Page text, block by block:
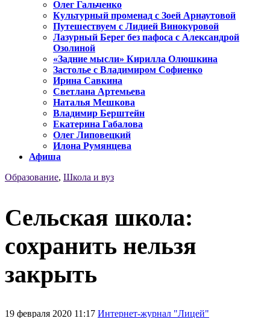
Олег Гальченко
Культурный променад с Зоей Арнаутовой
Путешествуем с Лидией Винокуровой
Лазурный Берег без пафоса с Александрой
Озолиной
«Задние мысли» Кирилла Олюшкина
Застолье с Владимиром Софиенко
Ирина Савкина
Светлана Артемьева
Наталья Мешкова
Владимир Берштейн
Екатерина Габалова
Олег Липовецкий
Илона Румянцева
Афиша
Образование, Школа и вуз
Сельская школа:
сохранить нельзя
закрыть
19 февраля 2020 11:17 Интернет-журнал "Лицей"